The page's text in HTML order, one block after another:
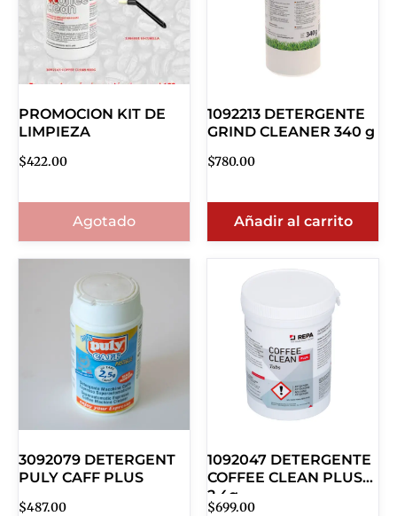
PROMOCION KIT DE
LIMPIEZA
$422.00
Agotado
1092213 DETERGENTE
GRIND CLEANER 340 g
$780.00
Añadir al carrito
3092079 DETERGENT
PULY CAFF PLUS
$487.00
1092047 DETERGENTE
COFFEE CLEAN PLUS
2.4g
$699.00